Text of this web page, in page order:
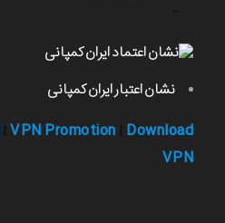
نشان اعتبار ایران کمپانی
VPN Promotion Download
VPN